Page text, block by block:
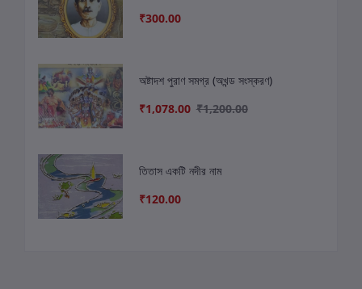
₹300.00
অষ্টাদশ পুরাণ সমগ্র (অখন্ড সংস্করণ)
₹1,078.00 ₹1,200.00
তিতাস একটি নদীর নাম
₹120.00